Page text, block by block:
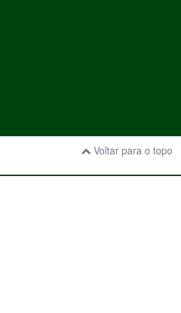
Voltar para o topo